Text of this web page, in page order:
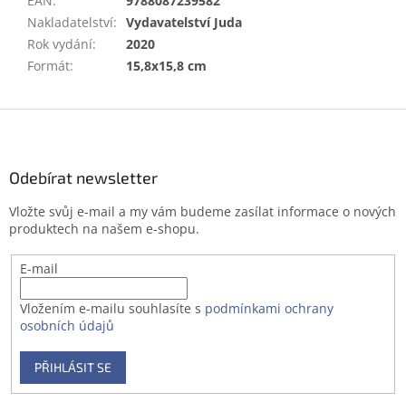
Nakladatelství: Vydavatelství Juda
Rok vydání:
2020
Formát: 15,8x15,8 cm
Odebírat newsletter
Vložte svůj e-mail a my vám budeme zasílat informace o nových
produktech na našem e-shopu.
E-mail
Vložením e-mailu souhlasíte s podmínkami ochrany
osobních údajů
PŘIHLÁSIT SE